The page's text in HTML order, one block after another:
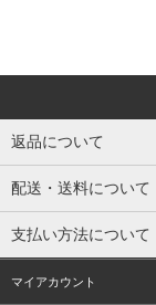
返品について
配送・送料について
支払い方法について
マイアカウント